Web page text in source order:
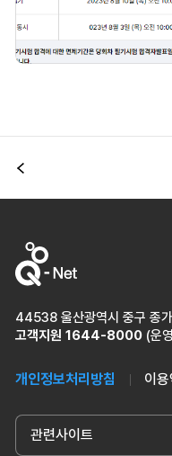
이전
44538 울산광역시 중구 종
고객지원 1644-8000 (운
개인정보처리방침 이
관련사이트